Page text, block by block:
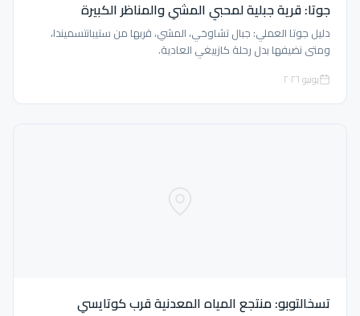
جوتا: قرية جبلية لمحبي المشي والمناظر الكبيرة
دليل جوتا العملي: جبال تشاوخي، المشي، قربها من ستيبانتسميندا،
ومتى نضيفها بدل رحلة كازبيغي العادية.
يونيو ٢٠٢٦
تسخالتوبو: منتجع المياه المعدنية قرب كوتايسي